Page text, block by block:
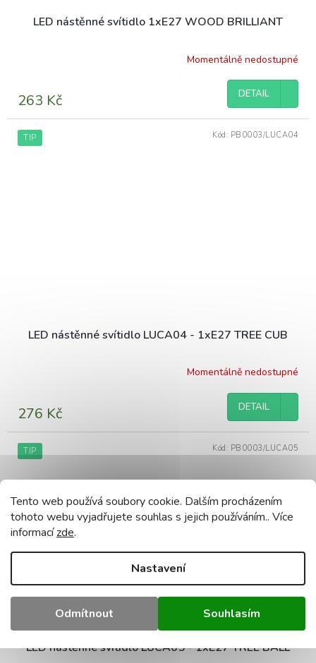
Tento web používá soubory cookie. Dalším procházením
tohoto webu vyjadřujete souhlas s jejich používáním.. Více
informacízde.
Nastavení
Odmítnout Souhlasím
LED nástěnné svítidlo 1xE27 WOOD BRILLIANT
Momentálně nedostupné
263 Kč DETAIL
TIP
LED nástěnné svítidlo LUCA04 - 1xE27 TREE CUB
Momentálně nedostupné
276 Kč DETAIL
Kód: PB0003/LUCA04
TIP
LED nástěnné svítidlo LUCA05 - 1xE27 TREE BALL
Kód: PB0003/LUCA05